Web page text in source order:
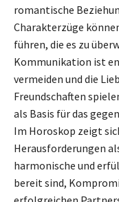
romantische
Charakterzüge
führen, die es zu
Kommunikation ist
vermeiden und die
Freundschaften
als Basis für das
Im Horoskop zeigt
Herausforderungen
harmonische und
bereit sind,